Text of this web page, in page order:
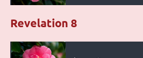
Audio file
Revelation 8